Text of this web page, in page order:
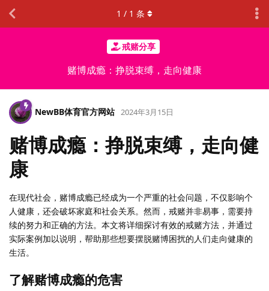
戒赌分享
赌博成瘾：挣脱束缚，走向健康
1 / 1 条
NewBB体育官方网站 2024年3月15日
赌博成瘾：挣脱束缚，走向健
康
在现代社会，赌博成瘾已经成为一个严重的社会问题，不仅影响个
人健康，还会破坏家庭和社会关系。然而，戒赌并非易事，需要持
续的努力和正确的方法。本文将详细探讨有效的戒赌方法，并通过
实际案例加以说明，帮助那些想要摆脱赌博困扰的人们走向健康的
生活。
了解赌博成瘾的危害